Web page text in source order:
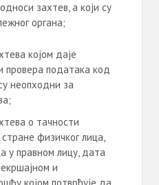
захтев, а који су
органа;
којом даје
провера података код
неопходни за
о тачности
физичког лица,
у правном лицу, дата
и